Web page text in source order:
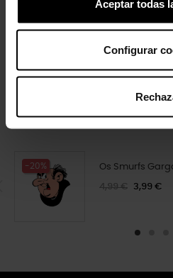
Aceptar todas
Configurar
Pacote 5 Cinderela
4 outros produtos na
categoria:
-20% Os Smurfs
4,99 € 3,99 €